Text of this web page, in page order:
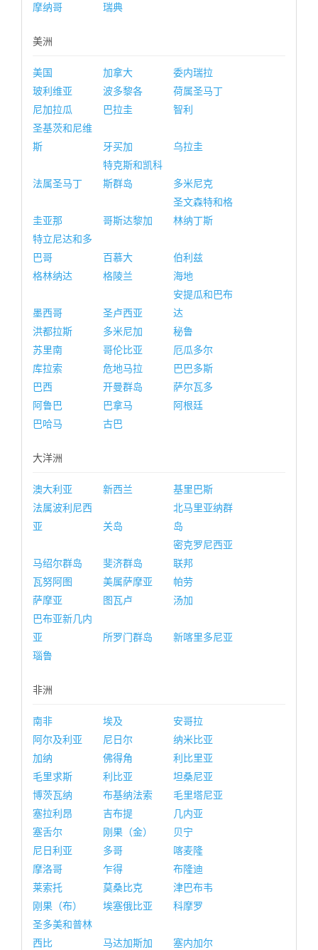
摩纳哥
瑞典
美洲
美国 加拿大
委内瑞拉
玻利维亚
波多黎各
荷属圣马丁
尼加拉瓜
巴拉圭
智利
圣基茨和尼维
斯
牙买加 乌拉圭
法属圣马丁
特克斯和凯科
斯群岛
多米尼克
圭亚那 哥斯达黎加
圣文森特和格
林纳丁斯
特立尼达和多
巴哥
百慕大
伯利兹
格林纳达
格陵兰 海地
墨西哥 圣卢西亚
安提瓜和巴布
达
洪都拉斯
多米尼加
秘鲁
苏里南
哥伦比亚
厄瓜多尔
库拉索
危地马拉
巴巴多斯
巴西
开曼群岛
萨尔瓦多
阿鲁巴
巴拿马
阿根廷
巴哈马
古巴
大洋洲
澳大利亚 新西兰
基里巴斯
法属波利尼西
亚
关岛
北马里亚纳群
岛
马绍尔群岛 斐济群岛
密克罗尼西亚
联邦
瓦努阿图
美属萨摩亚
帕劳
萨摩亚
图瓦卢
汤加
巴布亚新几内
亚
所罗门群岛
新喀里多尼亚
瑙鲁
非洲
南非 埃及
安哥拉
阿尔及利亚
尼日尔
纳米比亚
加纳
佛得角
利比里亚
毛里求斯
利比亚
坦桑尼亚
博茨瓦纳
布基纳法索
毛里塔尼亚
塞拉利昂
吉布提
几内亚
塞舌尔
刚果（金）
贝宁
尼日利亚
多哥
喀麦隆
摩洛哥
乍得
布隆迪
莱索托
莫桑比克
津巴布韦
刚果（布）
埃塞俄比亚
科摩罗
圣多美和普林
西比
马达加斯加 塞内加尔